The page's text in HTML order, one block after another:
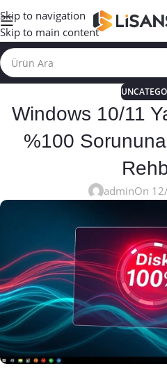
Skip to navigation
Skip to main content
Windows 10/11
%100
adminOn